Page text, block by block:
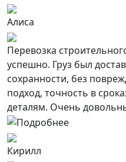
Алиса
Перевозка
успешно. Груз был
сохранности, без
подход, точность в
деталям. Очень
Кирилл